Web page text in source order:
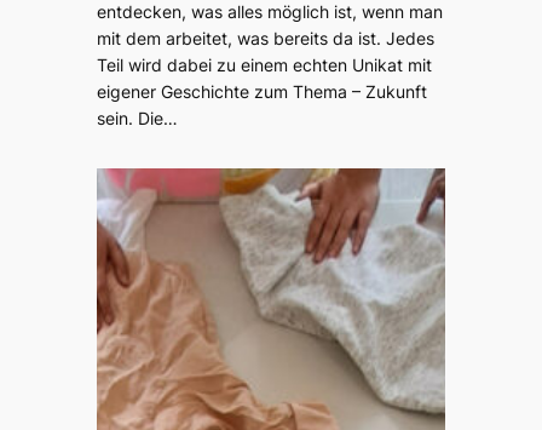
entdecken, was alles möglich ist, wenn man
mit dem arbeitet, was bereits da ist. Jedes
Teil wird dabei zu einem echten Unikat mit
eigener Geschichte zum Thema – Zukunft
sein. Die…